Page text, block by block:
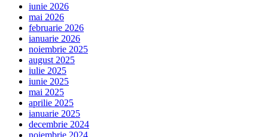
iunie 2026
mai 2026
februarie 2026
ianuarie 2026
noiembrie 2025
august 2025
iulie 2025
iunie 2025
mai 2025
aprilie 2025
ianuarie 2025
decembrie 2024
noiembrie 2024